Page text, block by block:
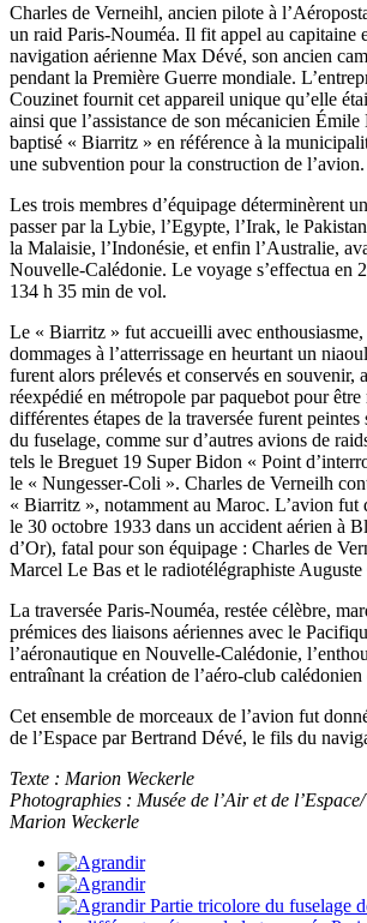
Charles de Verneihl, ancien pilote à
un raid Paris-Nouméa. Il fit appel au capitaine
navigation aérienne Max Dévé, son ancien
pendant la Première Guerre mondiale.
Couzinet fournit cet appareil unique qu’elle
ainsi que l’assistance de son mécanicien
baptisé « Biarritz » en référence à la
une subvention pour la construction de l’avion.
Les trois membres d’équipage déterminèrent
passer par la Lybie, l’Egypte, l’Irak, le
la Malaisie, l’Indonésie, et enfin l’Australie,
Nouvelle-Calédonie. Le voyage s’effectua en
134 h 35 min de vol.
Le « Biarritz » fut accueilli avec enthousiasme,
dommages à l’atterrissage en heurtant un
furent alors prélevés et conservés en souvenir,
réexpédié en métropole par paquebot pour être
différentes étapes de la traversée furent
du fuselage, comme sur d’autres avions de
tels le Breguet 19 Super Bidon « Point
le « Nungesser-Coli ». Charles de Verneilh
« Biarritz », notamment au Maroc. L’avion
le 30 octobre 1933 dans un accident aérien à
d’Or), fatal pour son équipage : Charles de
Marcel Le Bas et le radiotélégraphiste
La traversée Paris-Nouméa, restée célèbre,
prémices des liaisons aériennes avec le
l’aéronautique en Nouvelle-Calédonie,
entraînant la création de l’aéro-club calédonien
Cet ensemble de morceaux de l’avion fut
de l’Espace par Bertrand Dévé, le fils du
Texte : Marion Weckerle
Photographies : Musée de l’Air et de
Marion Weckerle